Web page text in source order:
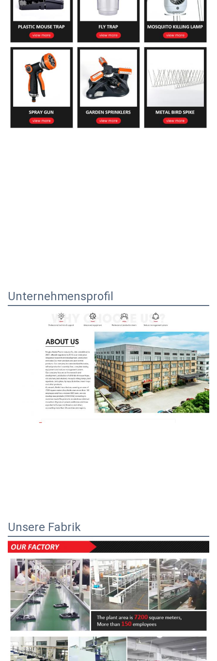
Unternehmensprofil
Unsere Fabrik